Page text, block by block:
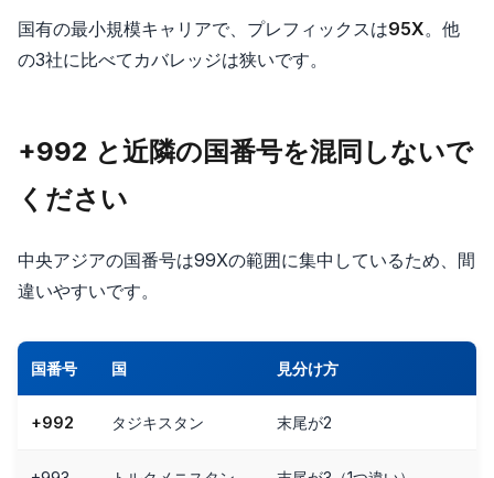
国有の最小規模キャリアで、プレフィックスは95X。他
の3社に比べてカバレッジは狭いです。
+992 と近隣の国番号を混同しないで
ください
中央アジアの国番号は99Xの範囲に集中しているため、間
違いやすいです。
国番号 国 見分け方
+992 タジキスタン 末尾が2